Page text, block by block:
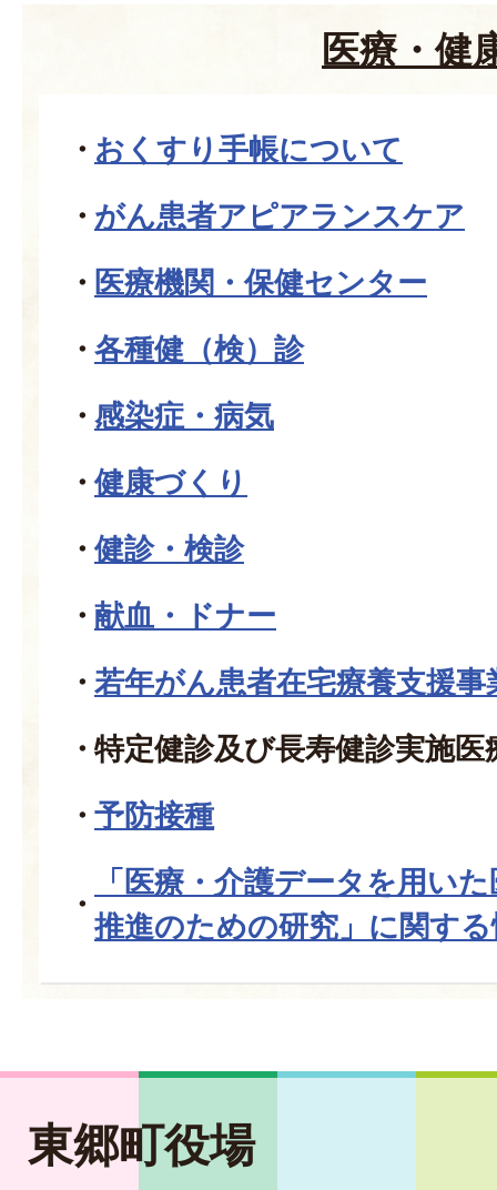
医療・健
おくすり手帳について
がん患者アピアランスケア
医療機関・保健センター
各種健（検）診
感染症・病気
健康づくり
健診・検診
献血・ドナー
若年がん患者在宅療養支援事
特定健診及び長寿健診実施医
予防接種
「医療・介護データを用い
推進のための研究」に関す
東郷町役場